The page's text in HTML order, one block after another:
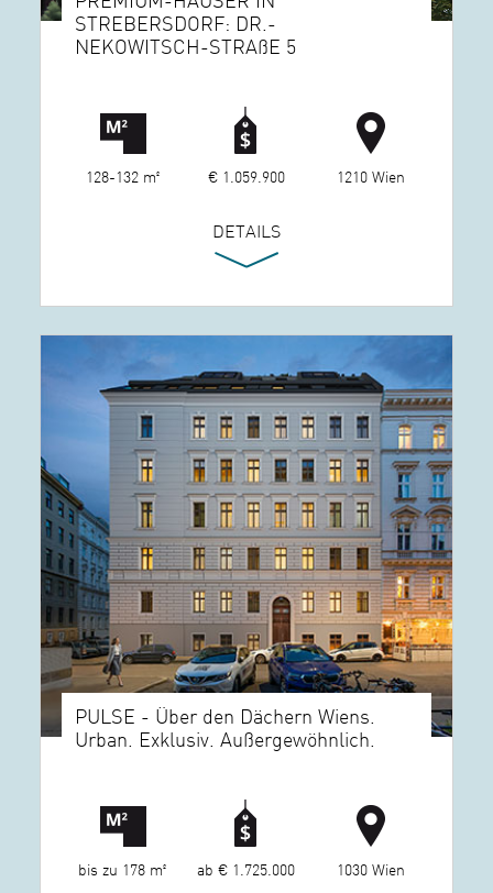
STREBERSDORF: DR.-
NEKOWITSCH-STRAßE 5
128-132 m² € 1.059.900 1210 Wien
DETAILS
PULSE - Über den Dächern Wiens.
Urban. Exklusiv. Außergewöhnlich.
bis zu 178 m² ab € 1.725.000 1030 Wien